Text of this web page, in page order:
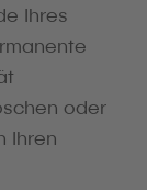
Ihres
oder
Ihren